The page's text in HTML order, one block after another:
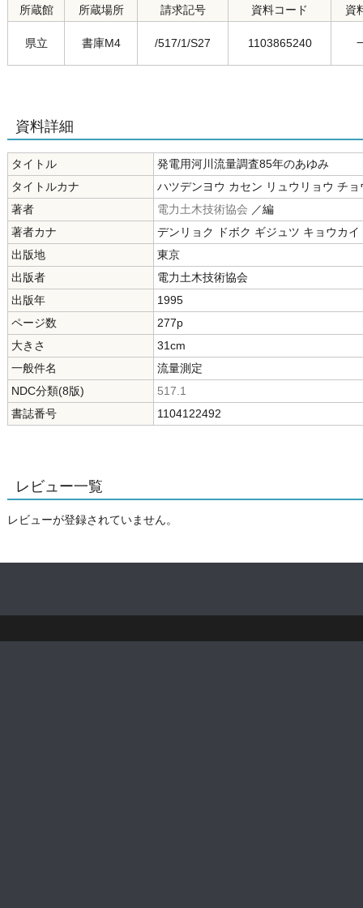
所蔵館 所蔵場所 請求記号 資料コード 資
県立 書庫M4 /517/1/S27 1103865240
資料詳細
タイトル
発電用河川流量調査85年のあゆみ
タイトルカナ
ハツデンヨウ カセン リュウリョウ チ
著者
電力土木技術協会 ／編
著者カナ
デンリョク ドボク ギジュツ キョウカイ
出版地
東京
出版者
電力土木技術協会
出版年
1995
ページ数
277p
大きさ
31cm
一般件名
流量測定
NDC分類(8版)
517.1
書誌番号
1104122492
レビュー一覧
レビューが登録されていません。